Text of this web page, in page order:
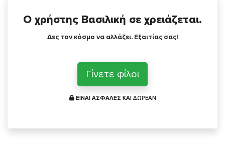
Ο χρήστης Βασιλική σε χρειάζεται.
Δες τον κόσμο να αλλάζει. Εξαιτίας σας!
Γίνετε φίλοι
ΕΙΝΑΙ ΑΣΦΑΛΕΣ ΚΑΙ ΔΩΡΕΑΝ